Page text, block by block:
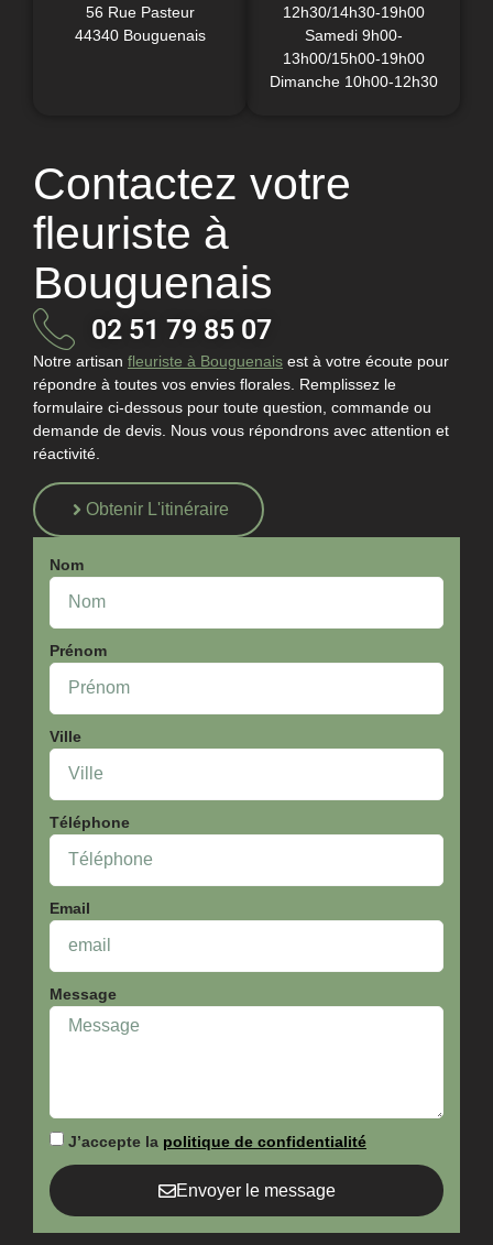
56 Rue Pasteur
44340 Bouguenais
12h30/14h30-19h00
Samedi 9h00-
13h00/15h00-19h00
Dimanche 10h00-12h30
Contactez votre
fleuriste à
Bouguenais
02 51 79 85 07
Notre artisan fleuriste à Bouguenais est à votre écoute pour
répondre à toutes vos envies florales. Remplissez le
formulaire ci-dessous pour toute question, commande ou
demande de devis. Nous vous répondrons avec attention et
réactivité.
Obtenir L'itinéraire
Nom
Prénom
Ville
Téléphone
Email
Message
J’accepte la politique de confidentialité
Envoyer le message